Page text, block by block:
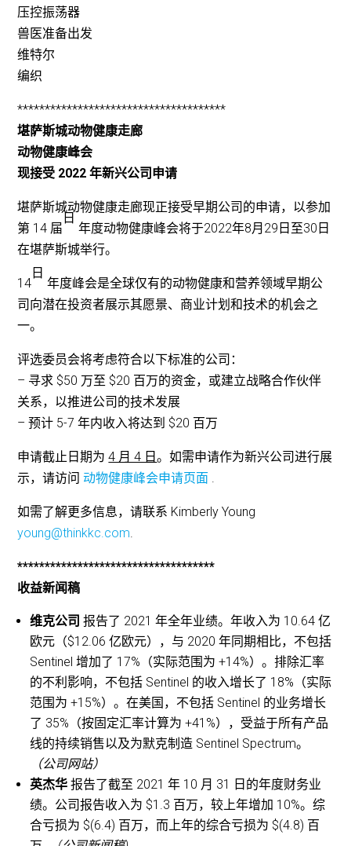
压控振荡器
兽医准备出发
维特尔
编织
**************************************
堪萨斯城动物健康走廊
动物健康峰会
现接受 2022 年新兴公司申请
堪萨斯城动物健康走廊现正接受早期公司的申请，以参加
第 14 届
日
年度动物健康峰会将于2022年8月29日至30日
在堪萨斯城举行。
14
日
年度峰会是全球仅有的动物健康和营养领域早期公
司向潜在投资者展示其愿景、商业计划和技术的机会之
一。
评选委员会将考虑符合以下标准的公司：
– 寻求 $50 万至 $20 百万的资金，或建立战略合作伙伴
关系，以推进公司的技术发展
– 预计 5-7 年内收入将达到 $20 百万
申请截止日期为4 月 4 日。如需申请作为新兴公司进行展
示，请访问动物健康峰会申请页面 .
如需了解更多信息，请联系 Kimberly Young
young@thinkkc.com.
************************************
收益新闻稿
维克公司报告了 2021 年全年业绩。年收入为 10.64 亿
欧元（$12.06 亿欧元），与 2020 年同期相比，不包括
Sentinel 增加了 17%（实际范围为 +14%）。排除汇率
的不利影响，不包括 Sentinel 的收入增长了 18%（实际
范围为 +15%）。在美国，不包括 Sentinel 的业务增长
了 35%（按固定汇率计算为 +41%），受益于所有产品
线的持续销售以及为默克制造 Sentinel Spectrum。
（公司网站）
英杰华 报告了截至 2021 年 10 月 31 日的年度财务业
绩。公司报告收入为 $1.3 百万，较上年增加 10%。综
合亏损为 $(6.4) 百万，而上年的综合亏损为 $(4.8) 百